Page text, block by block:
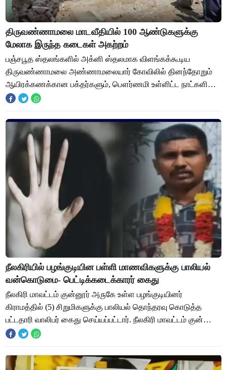
திருவண்ணாமலை மாடவீதியில் 100 ஆண்டுகளுக்கு
மேலாக இருந்த கடைகள் அகற்றம்
பஞ்சபூத ஸ்தலங்களில் அக்னி ஸ்தலமாக விளங்கக்கூடிய
திருவண்ணாமலை அண்ணாமலையார் கோவிலில் தினந்தோறும்
ஆயிரக்கணக்கான பக்தர்களும், பௌர்ணமி உள்ளிட்ட நாட்களில்
திருவண்ணாமலைக்கு வந்து செல்கின்றனர். கடந்த அசின மா
நீலகிரியில் பழங்குடியின பள்ளி மாணவிகளுக்கு பாலியல்
வன்கொடுமை- பெட்டிக்கடைக்காரர் கைது
நீலகிரி மாவட்டம் குன்னூர் அருகே உள்ள பழங்குடியினர்
கிராமத்தில் (5) சிறுமிகளுக்கு பாலியல் தொந்தரவு கொடுத்த
பட்டதாரி வாலிபர் கைது செய்யப்பட்டார். நீலகிரி மாவட்டம் குன்னூர்
அருகே உள்ளது கொலக்கம்பை அருகே